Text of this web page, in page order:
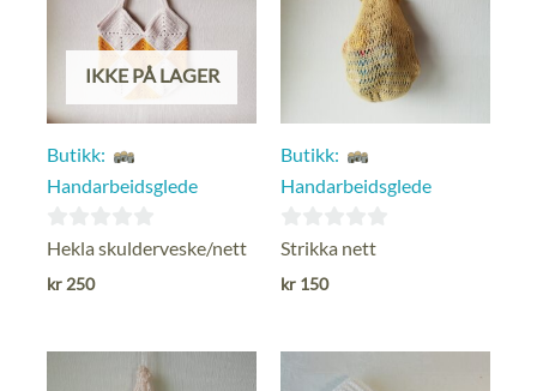
IKKE PÅ LAGER
Butikk:
Handarbeidsglede
0
ut
Hekla skulderveske/nett
kr 250
Butikk:
Handarbeidsglede
0
ut
Strikka nett
kr 150